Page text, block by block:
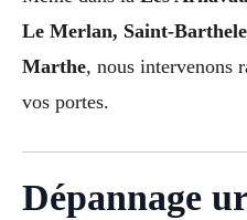
Le Merlan, Saint-
Marthe, nous intervenons
vos portes.
Dépannage